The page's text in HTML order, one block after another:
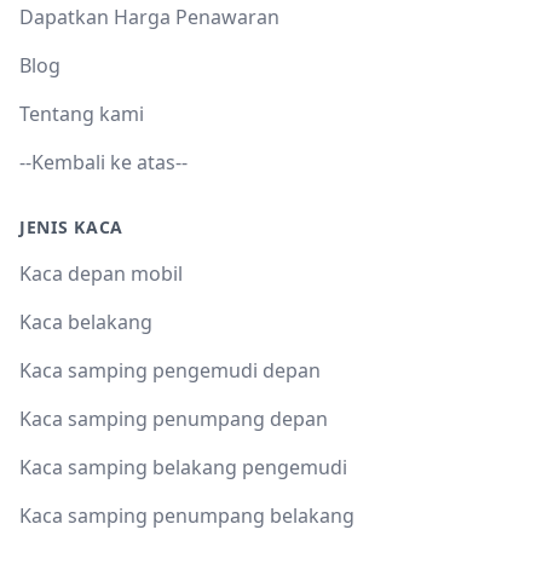
Dapatkan Harga Penawaran
Blog
Tentang kami
--Kembali ke atas--
JENIS KACA
Kaca depan mobil
Kaca belakang
Kaca samping pengemudi depan
Kaca samping penumpang depan
Kaca samping belakang pengemudi
Kaca samping penumpang belakang